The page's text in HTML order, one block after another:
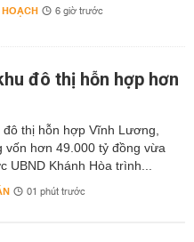
6 giờ trước
đô thị hỗn hợp hơn
đô thị hỗn hợp Vĩnh Lương,
vốn hơn 49.000 tỷ đồng vừa
UBND Khánh Hòa trình...
01 phút trước